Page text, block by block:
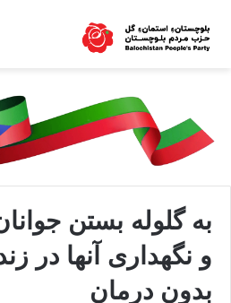
به گلوله بستن
و نگهداری آنها در
بدون درمان